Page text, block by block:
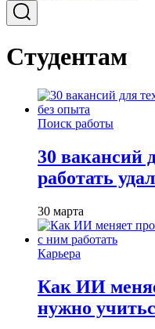
Студентам
Поиск работы
30 вакансий
работать
30 марта
Карьера
Как ИИ
нужно